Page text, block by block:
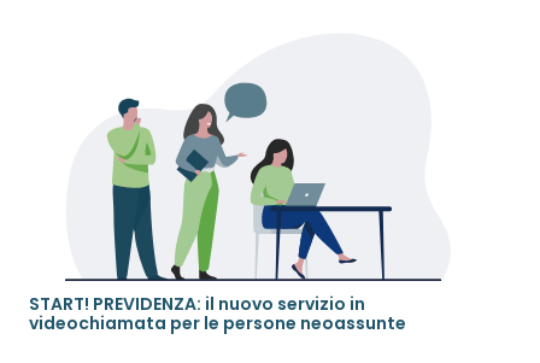
START! PREVIDENZA: il nuovo servizio in
videochiamata per le persone neoassunte